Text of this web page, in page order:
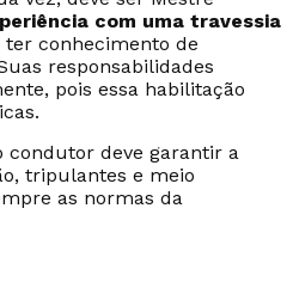
com uma travessia
ter conhecimento de
responsabilidades
pois essa habilitação
condutor deve garantir a
tripulantes e meio
as normas da